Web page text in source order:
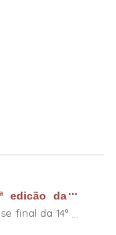
edição da
final da 14ª